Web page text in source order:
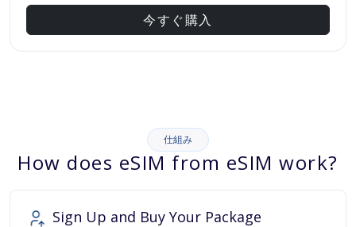
今すぐ購入
仕組み
How does eSIM from eSIM work?
Sign Up and Buy Your Package